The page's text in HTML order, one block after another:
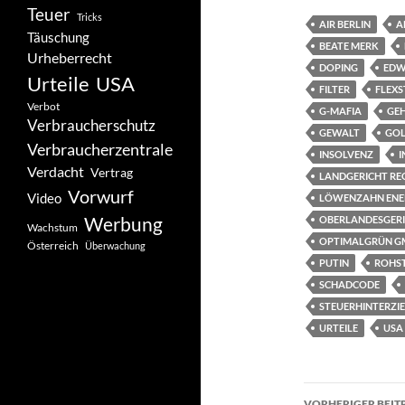
AIR BERLIN
BEATE MERK
DOPING
FILTER
G-MAFIA
GEWALT
INSOLVENZ
LANDGERICHT
LÖWENZAHN
OPTIMALGRÜN
PUTIN
SCHADCODE
URTEILE
USA
Teuer Tricks
Täuschung
Urheberrecht
Urteile USA
Verbot
Verbraucherschutz
Verbraucherzentrale
Verdacht Vertrag
Video Vorwurf
Wachstum Werbung
Österreich Überwachung